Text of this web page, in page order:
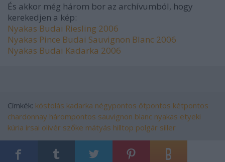
És akkor még három bor az archívumból, hogy
kerekedjen a kép:
Nyakas Budai Riesling 2006
Nyakas Pince Budai Sauvignon Blanc 2006
Nyakas Budai Kadarka 2006
Címkék: kóstolás kadarka négypontos ötpontos kétpontos
chardonnay hárompontos sauvignon blanc nyakas etyeki
kúria irsai olivér szőke mátyás hilltop polgár siller